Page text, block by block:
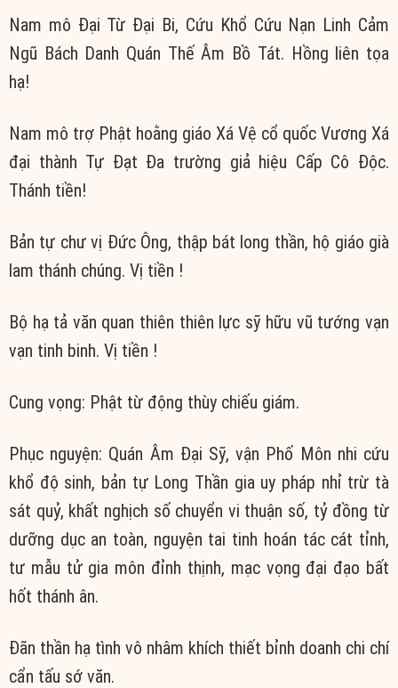
Nam mô Đại Từ Đại Bi, Cứu Khổ Cứu Nạn Linh Cảm
Ngũ Bách Danh Quán Thế Âm Bồ Tát. Hồng liên tọa
hạ!
Nam mô trợ Phật hoằng giáo Xá Vệ cổ quốc Vương Xá
đại thành Tự Đạt Đa trường giả hiệu Cấp Cô Độc.
Thánh tiền!
Bản tự chư vị Đức Ông, thập bát long thần, hộ giáo già
lam thánh chúng. Vị tiền !
Bộ hạ tả văn quan thiên thiên lực sỹ hữu vũ tướng vạn
vạn tinh binh. Vị tiền !
Cung vọng: Phật từ động thùy chiếu giám.
Phục nguyện: Quán Âm Đại Sỹ, vận Phố Môn nhi cứu
khổ độ sinh, bản tự Long Thần gia uy pháp nhỉ trừ tà
sát quỷ, khất nghịch số chuyển vi thuận số, tỷ đồng từ
dưỡng dục an toàn, nguyện tai tinh hoán tác cát tỉnh,
tư mẫu tử gia môn đỉnh thịnh, mạc vọng đại đạo bất
hốt thánh ân.
Đãn thần hạ tình vô nhâm khích thiết bỉnh doanh chi chí
cẩn tấu sớ văn.